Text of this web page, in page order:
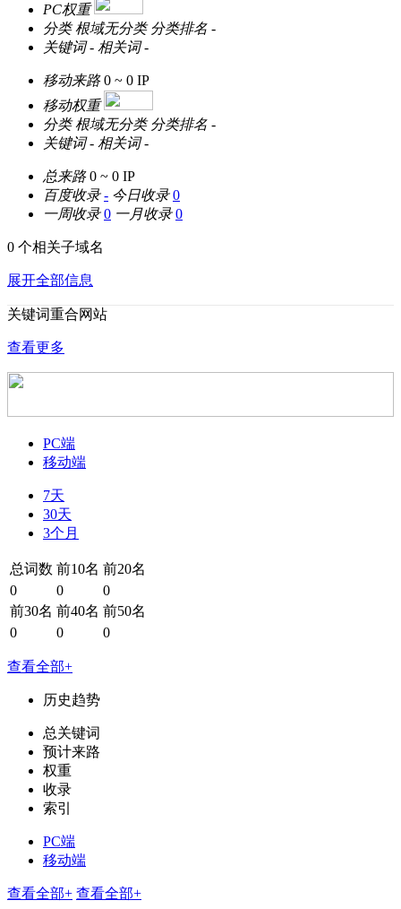
PC权重
分类 根域无分类 分类排名 -
关键词 - 相关词 -
移动来路 0 ~ 0 IP
移动权重
分类 根域无分类 分类排名 -
关键词 - 相关词 -
总来路 0 ~ 0 IP
百度收录 - 今日收录 0
一周收录 0 一月收录 0
0 个相关子域名
展开全部信息
关键词重合网站
查看更多
PC端
移动端
7天
30天
3个月
总词数 前10名 前20名
0
0
0
前30名 前40名 前50名
0
0 0
查看全部+
历史趋势
总关键词
预计来路
权重
收录
索引
PC端
移动端
查看全部+ 查看全部+